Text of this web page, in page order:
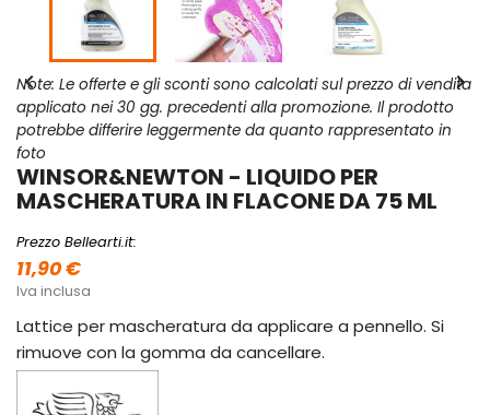
 
Note: Le offerte e gli sconti sono calcolati sul prezzo di vendita
applicato nei 30 gg. precedenti alla promozione. Il prodotto
potrebbe differire leggermente da quanto rappresentato in
foto
WINSOR&NEWTON - LIQUIDO PER
MASCHERATURA IN FLACONE DA 75 ML
Prezzo Bellearti.it:
11,90 €
Iva inclusa
Lattice per mascheratura da applicare a pennello. Si
rimuove con la gomma da cancellare.